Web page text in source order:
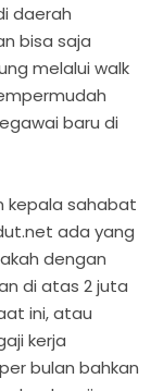
daerah
bisa saja
melalui walk
baru di
kepala sahabat
ada yang
dengan
di atas 2 juta
ini, atau
kerja
bulan bahkan